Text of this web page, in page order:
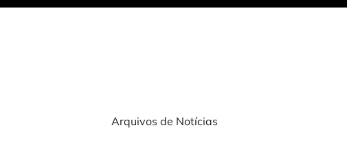
Arquivos de Notícias